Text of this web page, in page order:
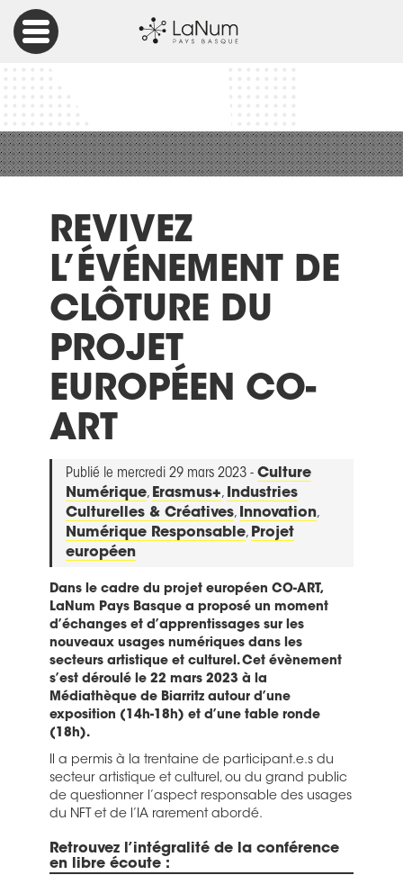
Projet européen
Revivez l’événement de clôture du projet européen CO-ART
REVIVEZ
L’ÉVÉNEMENT DE
CLÔTURE DU
PROJET
EUROPÉEN CO-
ART
Publié le mercredi 29 mars 2023 - Culture
Numérique, Erasmus+, Industries
Culturelles & Créatives, Innovation,
Numérique Responsable, Projet
européen
Dans le cadre du projet européen CO-ART,
LaNum Pays Basque a proposé un moment
d’échanges et d’apprentissages sur les
nouveaux usages numériques dans les
secteurs artistique et culturel. Cet évènement
s’est déroulé le 22 mars 2023 à la
Médiathèque de Biarritz autour d’une
exposition (14h-18h) et d’une table ronde
(18h).
Il a permis à la trentaine de participant.e.s du
secteur artistique et culturel, ou du grand public
de questionner l’aspect responsable des usages
du NFT et de l’IA rarement abordé.
Retrouvez l’intégralité de la conférence
en libre écoute :